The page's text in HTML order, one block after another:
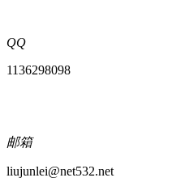
QQ
1136298098
邮箱
liujunlei@net532.net